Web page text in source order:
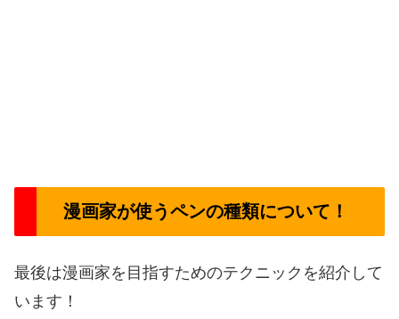
漫画家が使うペンの種類について！
最後は漫画家を目指すためのテクニックを紹介して
います！